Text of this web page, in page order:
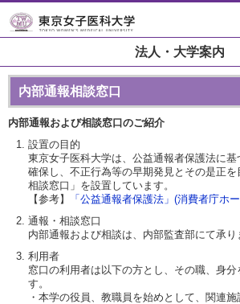
法人・大学案内
内部通報相談窓口
内部通報および相談窓口のご紹介
設置の目的
東京女子医科大学は、公益通報者保護法に
確保し、不正行為等の早期発見とその是正を
相談窓口」を設置しています。
【参考】
「公益通報者保護法」(消費者庁ホ
通報・相談窓口
内部通報および相談は、内部監査部にて承り
利用者
窓口の利用者は以下の方とし、その職、身分
す。
・本学の役員、教職員を始めとして、関連